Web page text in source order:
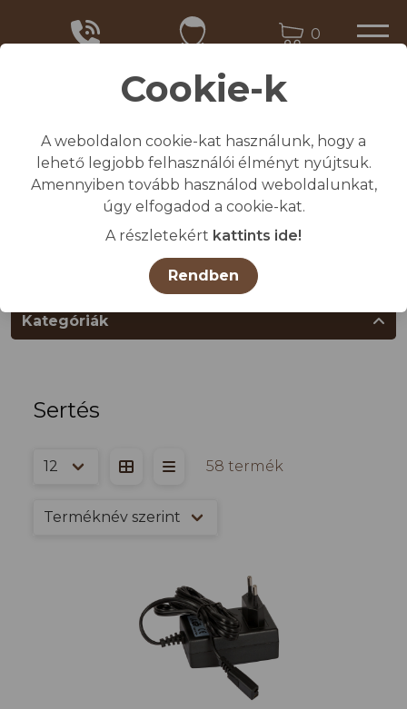
0
Kezdőlap
Összes termék
ÁLLATTENYÉSZTÉS TARTÁSTECHNOLÓGIA
Termékcsoportok
Kategóriák
Sertés
58 termék
Cookie-k
A weboldalon cookie-kat használunk, hogy a
lehető legjobb felhasználói élményt nyújtsuk.
Amennyiben tovább használod weboldalunkat,
úgy elfogadod a cookie-kat.
A részletekért kattints ide!
Rendben